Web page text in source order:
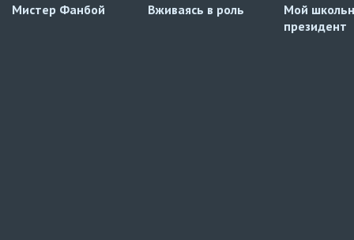
Мистер Фанбой Вживаясь в роль
Мой
президент